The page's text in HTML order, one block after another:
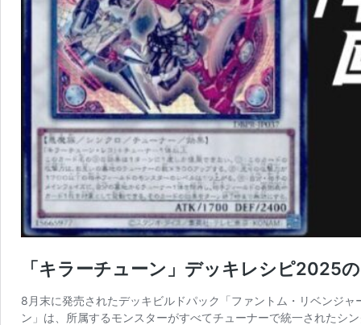
「キラーチューン」デッキレシピ2025
8月末に発売されたデッキビルドパック「ファントム・リベンジ
ン」は、所属するモンスターがすべてチューナーで統一されたシ